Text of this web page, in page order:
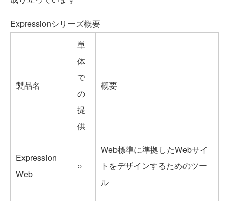
Expressionシリーズ概要
製品名
単
体
で
の
提
供
概要
Expression
Web
○
Web標準に準拠したWebサイ
トをデザインするためのツー
ル